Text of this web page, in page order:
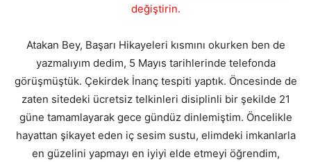
değiştirin.
Atakan Bey, Başarı Hikayeleri kısmını okurken ben de
yazmalıyım dedim, 5 Mayıs tarihlerinde telefonda
görüşmüştük. Çekirdek İnanç tespiti yaptık. Öncesinde de
zaten sitedeki ücretsiz telkinleri disiplinli bir şekilde 21
güne tamamlayarak gece gündüz dinlemiştim. Öncelikle
hayattan şikayet eden iç sesim sustu, elimdeki imkanlarla
en güzelini yapmayı en iyiyi elde etmeyi öğrendim,